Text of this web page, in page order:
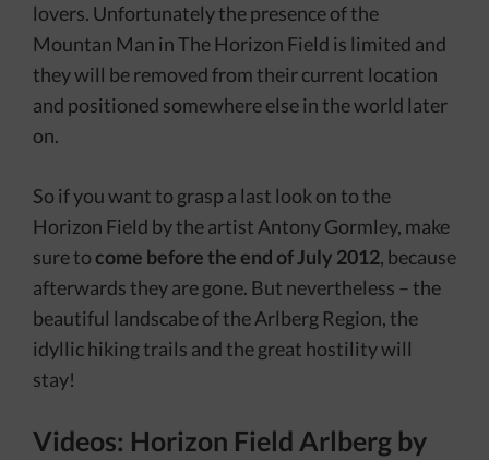
lovers. Unfortunately the presence of the
Mountan Man in The Horizon Field is limited and
they will be removed from their current location
and positioned somewhere else in the world later
on.
So if you want to grasp a last look on to the
Horizon Field by the artist Antony Gormley, make
sure tocome before the end of July 2012, because
afterwards they are gone. But nevertheless – the
beautiful landscabe of the Arlberg Region, the
idyllic hiking trails and the great hostility will
stay!
Videos: Horizon Field Arlberg by